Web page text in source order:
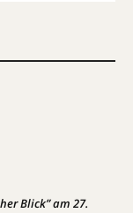
Blick” am 27.